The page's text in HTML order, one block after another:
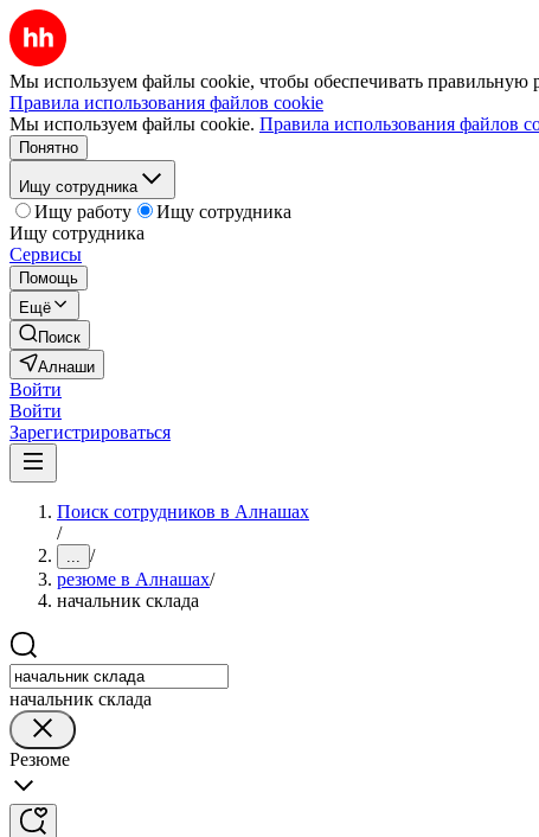
Мы используем файлы cookie, чтобы обеспечивать правильную
Правила использования файлов cookie
Мы используем файлы cookie. Правила использования файлов
Понятно
Ищу сотрудника
Ищу работу
Ищу сотрудника
Ищу сотрудника
Сервисы
Помощь
Ещё
Поиск
Алнаши
Войти
Войти
Зарегистрироваться
Поиск сотрудников в Алнашах
/
... /
резюме в Алнашах/
начальник склада
начальник склада
Резюме